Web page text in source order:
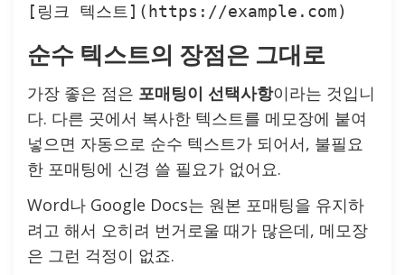
순수 텍스트의 장점은 그대로
가장 좋은 점은 포매팅이 선택사항이라는 것입니
다. 다른 곳에서 복사한 텍스트를 메모장에 붙여
넣으면 자동으로 순수 텍스트가 되어서, 불필요
한 포매팅에 신경 쓸 필요가 없어요.
Word나 Google Docs는 원본 포매팅을 유지하
려고 해서 오히려 번거로울 때가 많은데, 메모장
은 그런 걱정이 없죠.